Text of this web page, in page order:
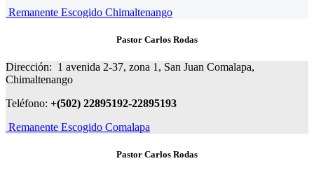
Remanente Escogido Chimaltenango
Pastor Carlos Rodas
Dirección: 1 avenida 2-37, zona 1, San Juan Comalapa,
Chimaltenango
Teléfono: +(502) 22895192-22895193
Remanente Escogido Comalapa
Pastor Carlos Rodas